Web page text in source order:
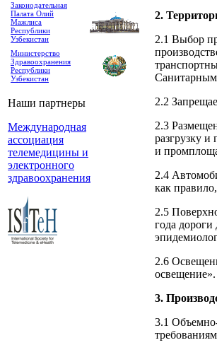
Законодательная
Палата Олий
Мажлиса
Республики
Узбекистан
Министерство
Здравоохранения
Республики
Узбекистан
Наши партнеры
Международная
ассоциация
телемедицины и
электронного
здравоохранения
2.
2.1 Выбор
2.2
2.3
разгрузку
и
2.4
как
2.5
года
2.6
освещение».
3.
3.1